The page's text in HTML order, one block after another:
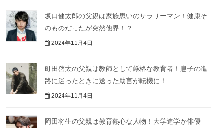
坂口健太郎の父親は家族思いのサラリーマン！健康そ
のものだったが突然他界！？
2024年11月4日
町田啓太の父親は教師として厳格な教育者！息子の進
路に迷ったときに送った助言が転機に！
2024年11月4日
岡田将生の父親は教育熱心な人物！大学進学か俳優